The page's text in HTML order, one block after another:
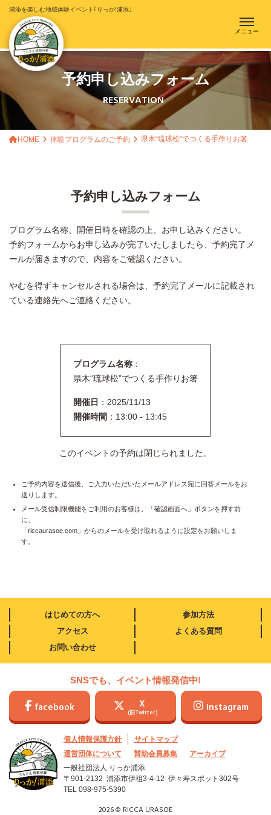
浦添を楽しむ地域体験イベント｢りっか!浦添｣
メニュー
予約申し込みフォーム
RESERVATION
HOME 体験プログラムのご予約 県木“琉球松”でつくる手作りお箸
予約申し込みフォーム
プログラム名称、開催日時を確認の上、お申し込みください。
予約フォームからお申し込みが完了いたしましたら、予約完了メ
ールが届きますので、内容をご確認ください。
やむを得ずキャンセルされる場合は、予約完了メールに記載され
ている連絡先へご連絡ください。
プログラム名称 ：
県木“琉球松”でつくる手作りお箸
開催日 ：2025/11/13
開催時間 ：13:00 - 13:45
このイベントの予約は閉じられました。
ご予約内容を送信後、ご入力いただいたメールアドレス宛に回答メールをお
送りします。
メール受信制限機能をご利用のお客様は、「確認画面へ」ボタンを押す前
に、
「riccaurasoe.com」からのメールを受け取れるように設定をお願いしま
す。
はじめての方へ
参加方法
アクセス
よくある質問
お問い合わせ
SNSでも、イベント情報発信中!
facebook X
(旧Twitter) Instagram
個人情報保護方針
サイトマップ
運営団体について
賛助会員募集
アーカイブ
一般社団法人 りっか浦添
〒901-2132 浦添市伊祖3-4-12 伊々寿スポット302号
TEL 098-975-5390
2026 © RICCA URASOE